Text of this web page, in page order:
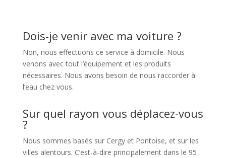
Dois-je venir avec ma voiture ?
Non, nous effectuons ce service à domicile. Nous
venons avec tout l’équipement et les produits
nécessaires. Nous avons besoin de nous raccorder à
l’eau chez vous.
Sur quel rayon vous déplacez-vous
?
Nous sommes basés sur Cergy et Pontoise, et sur les
villes alentours. C’est-à-dire principalement dans le 95